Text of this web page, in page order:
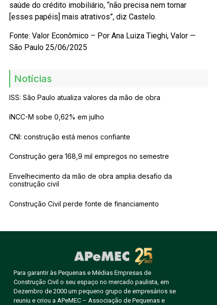
saúde do crédito imobiliário, “não precisa nem tornar
[esses papéis] mais atrativos”, diz Castelo.
Fonte: Valor Econômico – Por Ana Luiza Tieghi, Valor —
São Paulo 25/06/2025
Notícias
ISS: São Paulo atualiza valores da mão de obra
INCC-M sobe 0,62% em julho
CNI: construção está menos confiante
Construção gera 168,9 mil empregos no semestre
Envelhecimento da mão de obra amplia desafio da
construção civil
Construção Civil perde fonte de financiamento
Para garantir às Pequenas e Médias Empresas de
Construção Civil o seu espaço no mercado paulista, em
Dezembro de 2000 um pequeno grupo de empresários se
reuniu e criou a APeMEC – Associação de Pequenas e